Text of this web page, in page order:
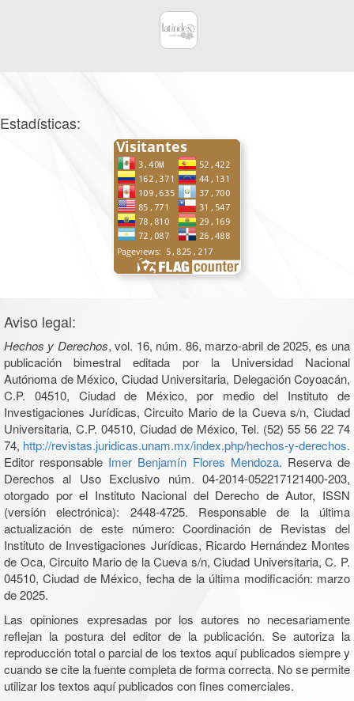
Estadísticas:
Aviso legal:
Hechos y Derechos, vol. 16, núm. 86, marzo-abril de 2025, es una
publicación bimestral editada por la Universidad Nacional
Autónoma de México, Ciudad Universitaria, Delegación Coyoacán,
C.P. 04510, Ciudad de México, por medio del Instituto de
Investigaciones Jurídicas, Circuito Mario de la Cueva s/n, Ciudad
Universitaria, C.P. 04510, Ciudad de México, Tel. (52) 55 56 22 74
74, http://revistas.juridicas.unam.mx/index.php/hechos-y-derechos.
Editor responsable Imer Benjamín Flores Mendoza. Reserva de
Derechos al Uso Exclusivo núm. 04-2014-052217121400-203,
otorgado por el Instituto Nacional del Derecho de Autor, ISSN
(versión electrónica): 2448-4725. Responsable de la última
actualización de este número: Coordinación de Revistas del
Instituto de Investigaciones Jurídicas, Ricardo Hernández Montes
de Oca, Circuito Mario de la Cueva s/n, Ciudad Universitaria, C. P.
04510, Ciudad de México, fecha de la última modificación: marzo
de 2025.
Las opiniones expresadas por los autores no necesariamente
reflejan la postura del editor de la publicación. Se autoriza la
reproducción total o parcial de los textos aquí publicados siempre y
cuando se cite la fuente completa de forma correcta. No se permite
utilizar los textos aquí publicados con fines comerciales.